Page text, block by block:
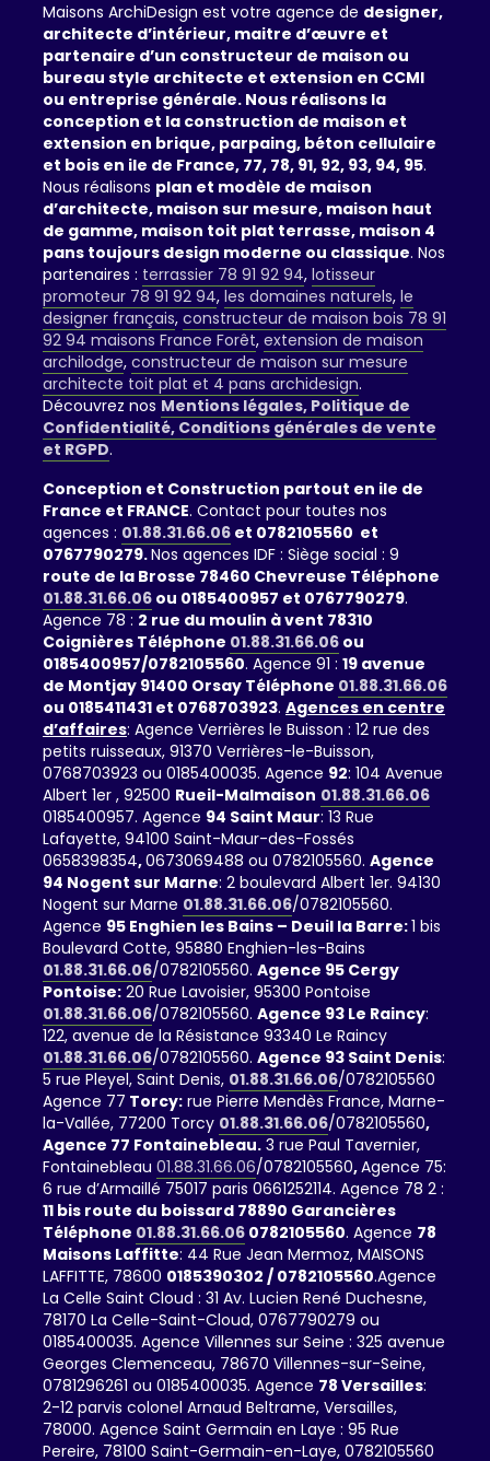
Maisons ArchiDesign est votre agence de designer,
architecte d’intérieur, maitre d’œuvre et
partenaire d’un constructeur de maison ou
bureau style architecte et extension en CCMI
ou entreprise générale. Nous réalisons la
conception et la construction de maison et
extension en brique, parpaing, béton cellulaire
et bois en ile de France, 77, 78, 91, 92, 93, 94, 95.
Nous réalisons plan et modèle de maison
d’architecte, maison sur mesure, maison haut
de gamme, maison toit plat terrasse, maison 4
pans toujours design moderne ou classique. Nos
partenaires : terrassier 78 91 92 94, lotisseur
promoteur 78 91 92 94, les domaines naturels, le
designer français, constructeur de maison bois 78 91
92 94 maisons France Forêt, extension de maison
archilodge, constructeur de maison sur mesure
architecte toit plat et 4 pans archidesign.
Découvrez nos Mentions légales, Politique de
Confidentialité, Conditions générales de vente
et RGPD.
Conception et Construction partout en ile de
France et FRANCE. Contact pour toutes nos
agences : 01.88.31.66.06 et 0782105560 et
0767790279.Nos agences IDF : Siège social : 9
route de la Brosse 78460 Chevreuse Téléphone
01.88.31.66.06 ou 0185400957 et 0767790279.
Agence 78 : 2 rue du moulin à vent 78310
Coignières Téléphone 01.88.31.66.06 ou
0185400957/0782105560. Agence 91 : 19 avenue
de Montjay 91400 Orsay Téléphone 01.88.31.66.06
ou 0185411431 et 0768703923. Agences en centre
d’affaires: Agence Verrières le Buisson : 12 rue des
petits ruisseaux, 91370 Verrières-le-Buisson,
0768703923 ou 0185400035. Agence 92: 104 Avenue
Albert 1er , 92500 Rueil-Malmaison 01.88.31.66.06
0185400957. Agence 94 Saint Maur: 13 Rue
Lafayette, 94100 Saint-Maur-des-Fossés
0658398354,0673069488 ou 0782105560. Agence
94 Nogent sur Marne: 2 boulevard Albert 1er. 94130
Nogent sur Marne 01.88.31.66.06/0782105560.
Agence 95 Enghien les Bains – Deuil la Barre:1 bis
Boulevard Cotte, 95880 Enghien-les-Bains
01.88.31.66.06/0782105560. Agence 95 Cergy
Pontoise: 20 Rue Lavoisier, 95300 Pontoise
01.88.31.66.06/0782105560. Agence 93 Le Raincy:
122, avenue de la Résistance 93340 Le Raincy
01.88.31.66.06/0782105560. Agence 93 Saint Denis:
5 rue Pleyel, Saint Denis, 01.88.31.66.06/0782105560
Agence 77 Torcy: rue Pierre Mendès France, Marne-
la-Vallée, 77200 Torcy 01.88.31.66.06/0782105560,
Agence 77 Fontainebleau. 3 rue Paul Tavernier,
Fontainebleau 01.88.31.66.06/0782105560,Agence 75:
6 rue d’Armaillé 75017 paris 0661252114. Agence 78 2 :
11 bis route du boissard 78890 Garancières
Téléphone 01.88.31.66.06 0782105560. Agence 78
Maisons Laffitte: 44 Rue Jean Mermoz, MAISONS
LAFFITTE, 78600 0185390302 / 0782105560.Agence
La Celle Saint Cloud : 31 Av. Lucien René Duchesne,
78170 La Celle-Saint-Cloud, 0767790279 ou
0185400035. Agence Villennes sur Seine : 325 avenue
Georges Clemenceau, 78670 Villennes-sur-Seine,
0781296261 ou 0185400035. Agence 78 Versailles:
2-12 parvis colonel Arnaud Beltrame, Versailles,
78000. Agence Saint Germain en Laye : 95 Rue
Pereire, 78100 Saint-Germain-en-Laye, 0782105560